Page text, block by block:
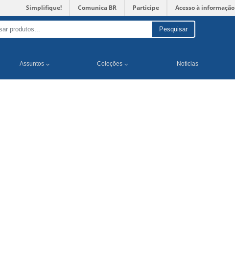
Simplifique! Comunica BR Participe Acesso à informação
Pesquisar
Assuntos Coleções Notícias